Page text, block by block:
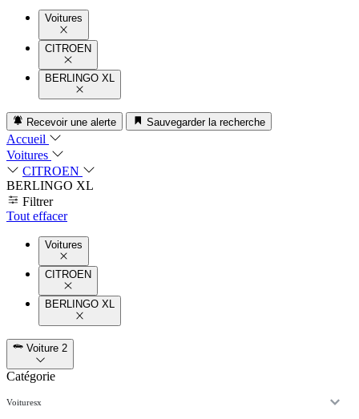
Voitures
CITROEN
BERLINGO XL
Recevoir une alerte Sauvegarder la recherche
Accueil
Voitures
CITROEN
BERLINGO XL
Filtrer
Tout effacer
Voitures
CITROEN
BERLINGO XL
Voiture 2
Catégorie
Voituresx